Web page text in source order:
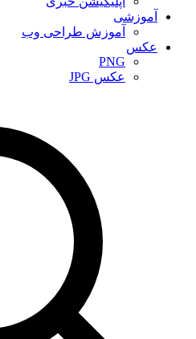
آموزشی
آموزش طراحی وب
عکس
PNG
عکس JPG